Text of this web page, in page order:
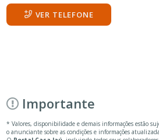
VER TELEFONE
Importante
* Valores, disponibilidade e demais informações estão
o anunciante sobre as condições e informações